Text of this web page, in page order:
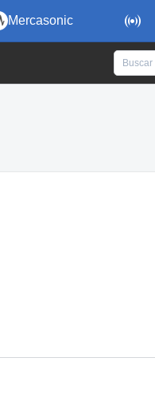

Mercasonic